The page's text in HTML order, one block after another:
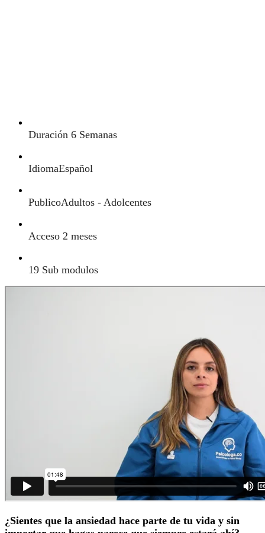
Duración 6 Semanas
IdiomaEspañol
PublicoAdultos - Adolcentes
Acceso 2 meses
19 Sub modulos
¿Sientes que la ansiedad hace parte de tu vida y sin